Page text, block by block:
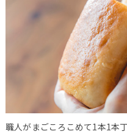
職人がまごころこめて1本1本